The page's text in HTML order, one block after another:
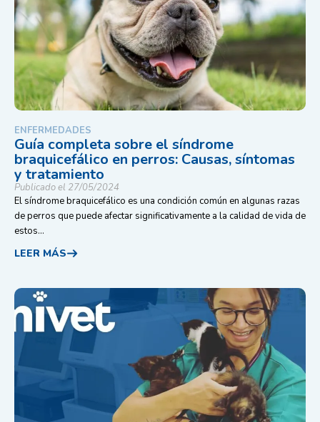
ENFERMEDADES
Guía completa sobre el síndrome
braquicefálico en perros: Causas, síntomas
y tratamiento
Publicado el 27/05/2024
El síndrome braquicefálico es una condición común en algunas razas
de perros que puede afectar significativamente a la calidad de vida de
estos...
LEER MÁS